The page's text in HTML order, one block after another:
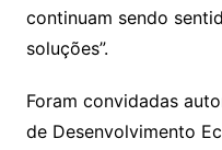
continuam sendo
soluções”.
Foram convidadas
de Desenvolvimento